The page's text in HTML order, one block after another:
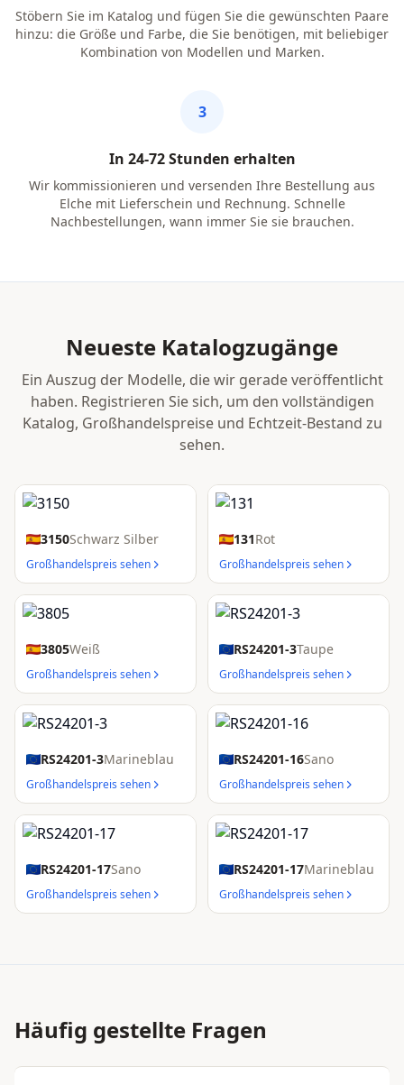
Stöbern Sie im Katalog und fügen Sie die gewünschten Paare
hinzu: die Größe und Farbe, die Sie benötigen, mit beliebiger
Kombination von Modellen und Marken.
3
In 24-72 Stunden erhalten
Wir kommissionieren und versenden Ihre Bestellung aus
Elche mit Lieferschein und Rechnung. Schnelle
Nachbestellungen, wann immer Sie sie brauchen.
Neueste Katalogzugänge
Ein Auszug der Modelle, die wir gerade veröffentlicht
haben. Registrieren Sie sich, um den vollständigen
Katalog, Großhandelspreise und Echtzeit-Bestand zu
sehen.
3150Schwarz Silber
Großhandelspreis sehen
131Rot
Großhandelspreis sehen
3805Weiß
Großhandelspreis sehen
RS24201-3Taupe
Großhandelspreis sehen
RS24201-3Marineblau
Großhandelspreis sehen
RS24201-16Sano
Großhandelspreis sehen
RS24201-17Sano
Großhandelspreis sehen
RS24201-17Marineblau
Großhandelspreis sehen
Häufig gestellte Fragen